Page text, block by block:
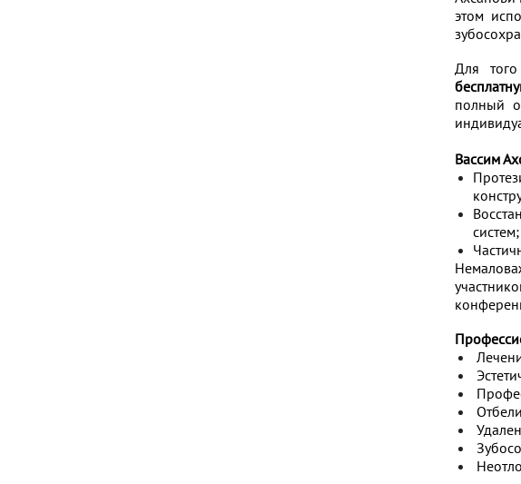
этом
Для
полный
Вассим
систем;